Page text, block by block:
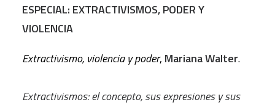
ESPECIAL: EXTRACTIVISMOS, PODER Y
VIOLENCIA
Extractivismo, violencia y poder, Mariana Walter.
Extractivismos: el concepto, sus expresiones y sus